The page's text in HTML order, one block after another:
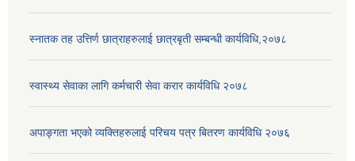
स्नातक तह उत्तिर्ण छात्राहरुलाई छात्रबृती सम्बन्धी कार्यविधि,२०७८
स्वास्थ्य सेवाका लागि कर्मचारी सेवा करार कार्यविधि २०७८
अपाङ्गता भएको व्यक्तिहरुलाई परिचय पत्र बितरण कार्यविधि २०७६